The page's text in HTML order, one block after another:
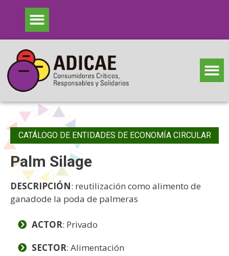
CATÁLOGO DE ENTIDADES DE ECONOMÍA CIRCULAR
Palm Silage
DESCRIPCIÓN: reutilización como alimento de
ganadode la poda de palmeras
ACTOR: Privado
SECTOR: Alimentación